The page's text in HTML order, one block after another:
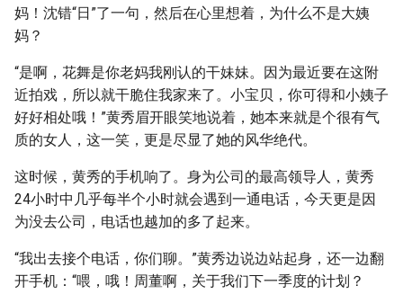
妈！沈错“日”了一句，然后在心里想着，为什么不是大姨
妈？
“是啊，花舞是你老妈我刚认的干妹妹。因为最近要在这附
近拍戏，所以就干脆住我家来了。小宝贝，你可得和小姨子
好好相处哦！”黄秀眉开眼笑地说着，她本来就是个很有气
质的女人，这一笑，更是尽显了她的风华绝代。
这时候，黄秀的手机响了。身为公司的最高领导人，黄秀
24小时中几乎每半个小时就会遇到一通电话，今天更是因
为没去公司，电话也越加的多了起来。
“我出去接个电话，你们聊。”黄秀边说边站起身，还一边翻
开手机：“喂，哦！周董啊，关于我们下一季度的计划？